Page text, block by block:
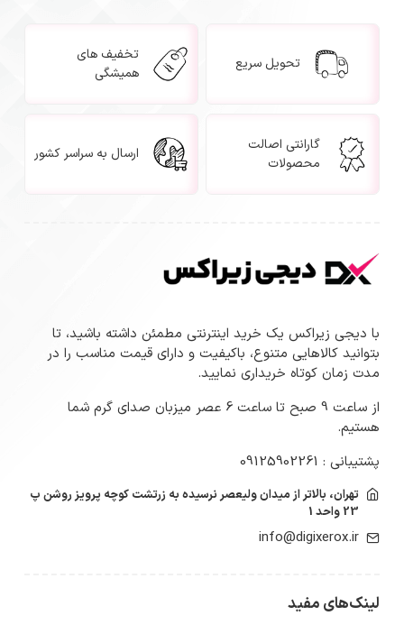
تحویل سریع
تخفیف های
همیشگی
گارانتی اصالت
محصولات
ارسال به سراسر کشور
با دیجی زیراکس یک خرید اینترنتی مطمئن داشته باشید، تا
بتوانید کالاهایی متنوع، باکیفیت و دارای قیمت مناسب را در
مدت زمان کوتاه خریداری نمایید.
از ساعت 9 صبح تا ساعت 6 عصر میزبان صدای گرم شما
هستیم.
پشتیبانی : 09125902261
تهران، بالاتر از میدان ولیعصر نرسیده به زرتشت کوچه پرویز روشن پ
23 واحد 1
info@digixerox.ir
لینک‌های مفید